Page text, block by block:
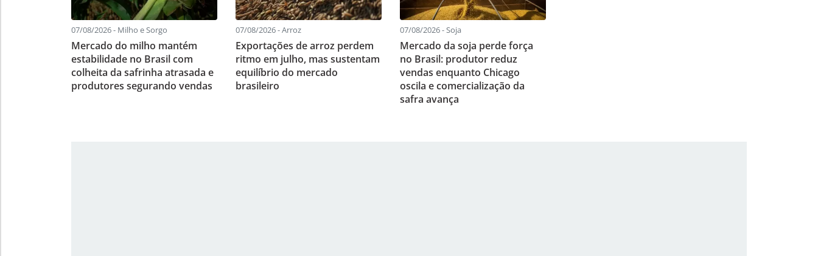
07/08/2026 - Milho e Sorgo
Mercado do milho mantém
estabilidade no Brasil com
colheita da safrinha atrasada e
produtores segurando vendas
07/08/2026 - Arroz
Exportações de arroz perdem
ritmo em julho, mas sustentam
equilíbrio do mercado
brasileiro
07/08/2026 - Soja
Mercado da soja perde força
no Brasil: produtor reduz
vendas enquanto Chicago
oscila e comercialização da
safra avança